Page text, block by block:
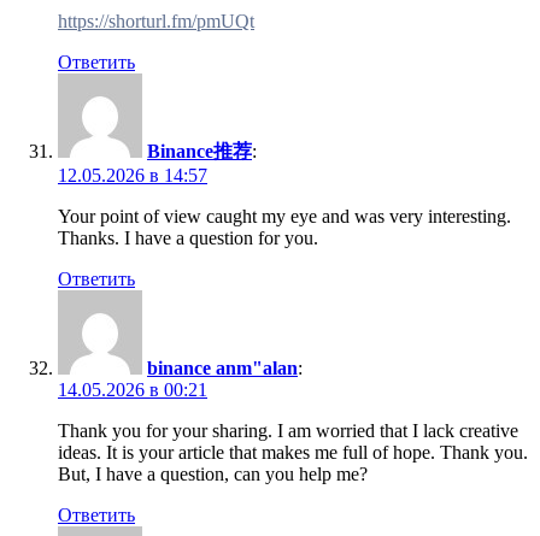
https://shorturl.fm/pmUQt
Ответить
Binance推荐:
12.05.2026 в 14:57
Your point of view caught my eye and was very interesting.
Thanks. I have a question for you.
Ответить
binance anm"alan:
14.05.2026 в 00:21
Thank you for your sharing. I am worried that I lack creative
ideas. It is your article that makes me full of hope. Thank you.
But, I have a question, can you help me?
Ответить